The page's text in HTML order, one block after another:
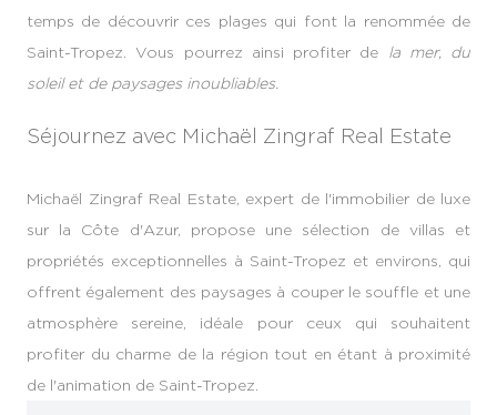
temps de découvrir ces plages qui font la renommée de
Saint-Tropez. Vous pourrez ainsi profiter de la mer, du
soleil et de paysages inoubliables.
Séjournez avec Michaël Zingraf Real Estate
Michaël Zingraf Real Estate, expert de l'immobilier de luxe
sur la Côte d'Azur, propose une sélection de villas et
propriétés exceptionnelles à Saint-Tropez et environs, qui
offrent également des paysages à couper le souffle et une
atmosphère sereine, idéale pour ceux qui souhaitent
profiter du charme de la région tout en étant à proximité
de l'animation de Saint-Tropez.